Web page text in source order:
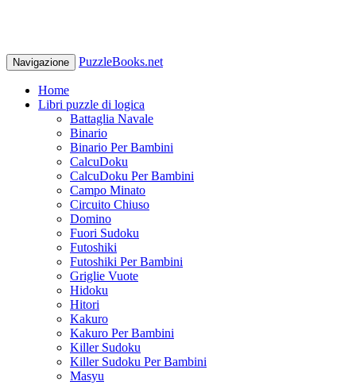
Navigazione PuzzleBooks.net
Home
Libri puzzle di logica
Battaglia Navale
Binario
Binario Per Bambini
CalcuDoku
CalcuDoku Per Bambini
Campo Minato
Circuito Chiuso
Domino
Fuori Sudoku
Futoshiki
Futoshiki Per Bambini
Griglie Vuote
Hidoku
Hitori
Kakuro
Kakuro Per Bambini
Killer Sudoku
Killer Sudoku Per Bambini
Masyu